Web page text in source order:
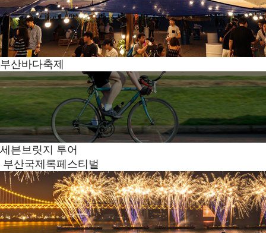
부산바다축제
세븐브릿지 투어
부산국제록페스티벌